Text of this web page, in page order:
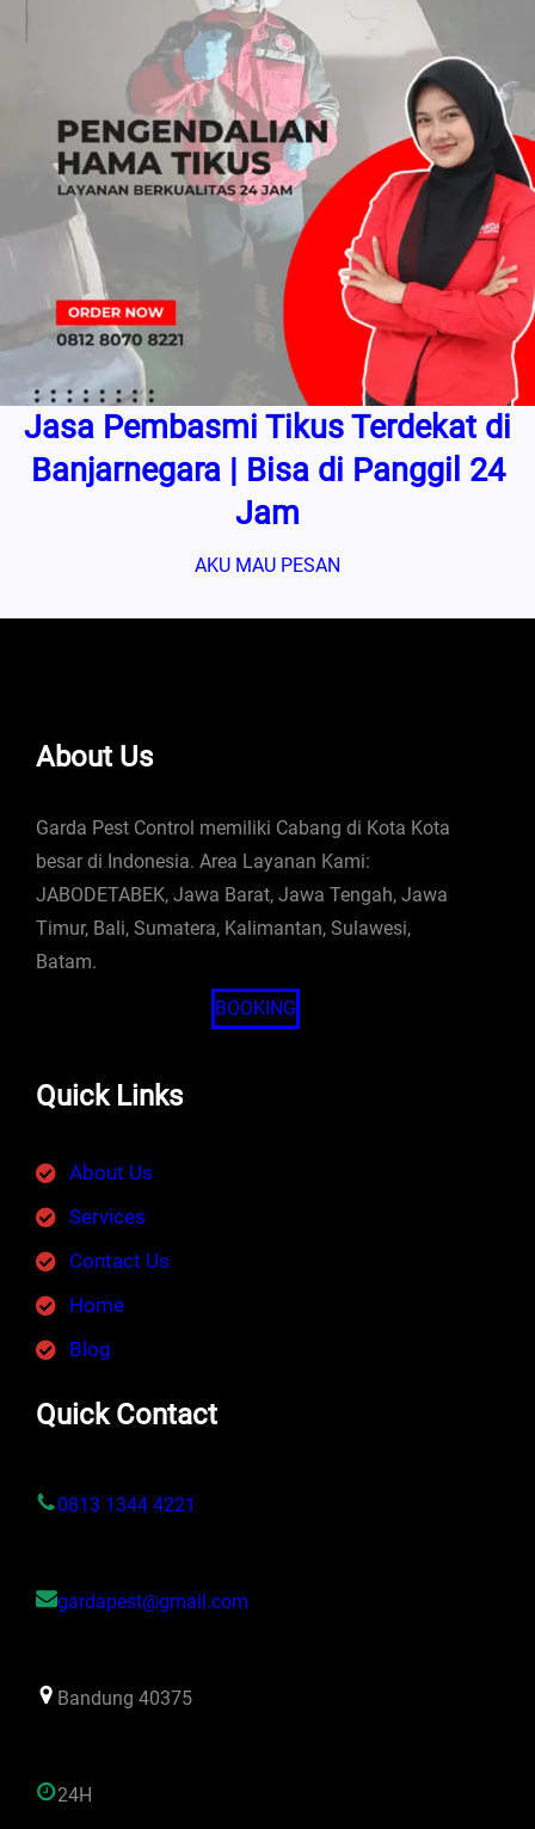
Jasa Pembasmi Tikus Terdekat di
Banjarnegara | Bisa di Panggil 24
Jam
AKU MAU PESAN
About Us
Garda Pest Control memiliki Cabang di Kota Kota
besar di Indonesia. Area Layanan Kami:
JABODETABEK, Jawa Barat, Jawa Tengah, Jawa
Timur, Bali, Sumatera, Kalimantan, Sulawesi,
Batam.
BOOKING
Quick Links
About Us
Services
Contact Us
Home
Blog
Quick Contact
0813 1344 4221
gardapest@gmail.com
Bandung 40375
24H